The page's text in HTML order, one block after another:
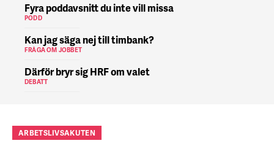
Fyra poddavsnitt du inte vill missa
PODD
Kan jag säga nej till timbank?
FRÅGA OM JOBBET
Därför bryr sig HRF om valet
DEBATT
ARBETSLIVSAKUTEN